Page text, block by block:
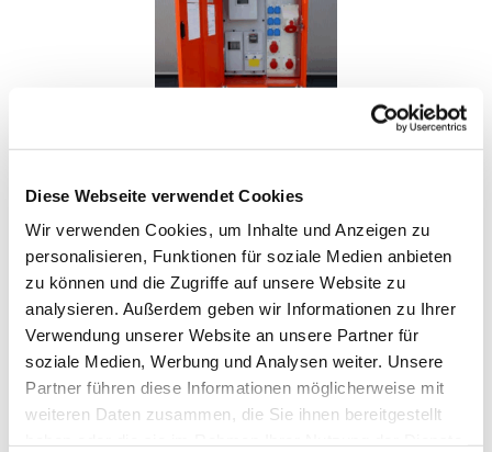
Diese Webseite verwendet Cookies
Wir verwenden Cookies, um Inhalte und Anzeigen zu
personalisieren, Funktionen für soziale Medien anbieten
zu können und die Zugriffe auf unsere Website zu
analysieren. Außerdem geben wir Informationen zu Ihrer
Verwendung unserer Website an unsere Partner für
soziale Medien, Werbung und Analysen weiter. Unsere
Partner führen diese Informationen möglicherweise mit
weiteren Daten zusammen, die Sie ihnen bereitgestellt
(ALLSTROM./ALLSTROM.)
IN DEN WARENKORB